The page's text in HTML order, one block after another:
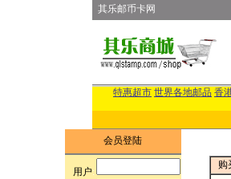
其乐邮币卡网
特惠超市 世界各地邮品 香
会员登陆
用户:
购